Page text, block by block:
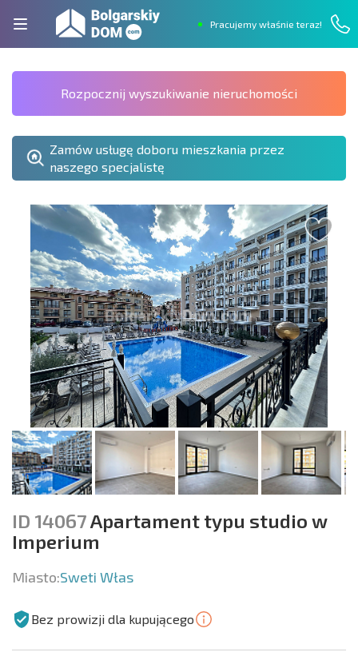
Pracujemy właśnie teraz!
Rozpocznij wyszukiwanie nieruchomości
Zamów usługę doboru mieszkania przez
naszego specjalistę
ID 14067Apartament typu studio w
Imperium
Miasto:Sweti Włas
Bez prowizji dla kupującego